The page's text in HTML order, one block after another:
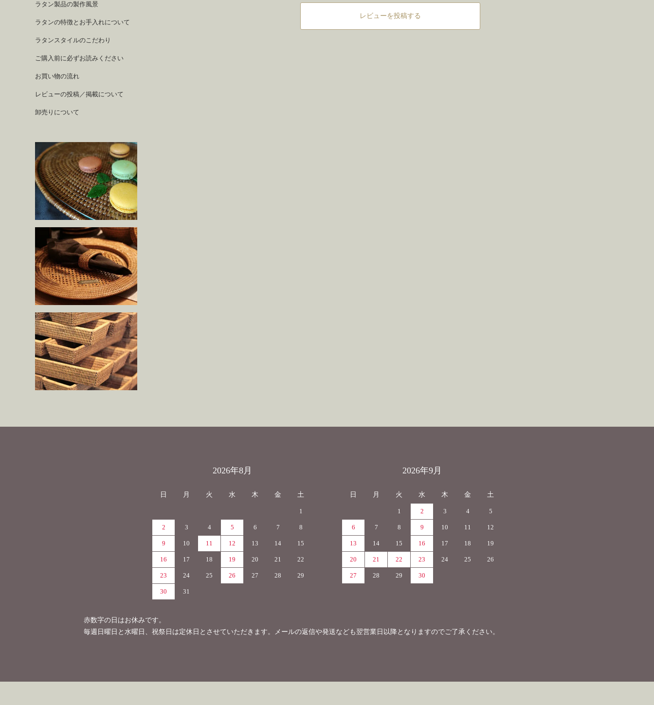
レビューを投稿する
ラタン製品の製作風景
ラタンの特徴とお手入れについて
ラタンスタイルのこだわり
ご購入前に必ずお読みください
お買い物の流れ
レビューの投稿／掲載について
卸売りについて
2026年8月
日 月 火 水 木 金 土
1
2 3 4 5 6 7 8
9 10 11 12 13 14 15
16 17 18 19 20 21 22
23 24 25 26 27 28 29
30 31
2026年9月
日 月 火 水 木 金 土
1 2 3 4 5
6 7 8 9 10 11 12
13 14 15 16 17 18 19
20 21 22 23 24 25 26
27 28 29 30
赤数字の日はお休みです。
毎週日曜日と水曜日、祝祭日は定休日とさせていただきます。メールの返信や発送なども翌営業日以降となりますのでご了承ください。